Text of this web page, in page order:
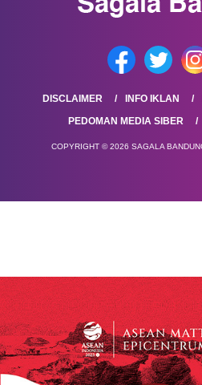
DISCLAIMER INFO IKLAN
PEDOMAN MEDIA SIBER
COPYRIGHT © 2026 SAGALA